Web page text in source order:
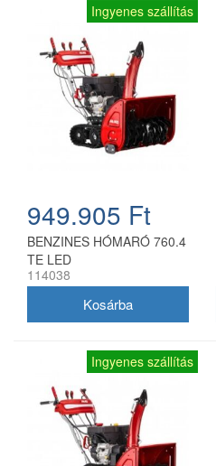
Ingyenes szállítás
949.905 Ft
BENZINES HÓMARÓ 760.4
TE LED
114038
Ingyenes szállítás